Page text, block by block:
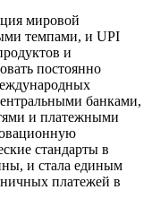
мировой
темпами, и UPI
и
постоянно
банками,
и платежными
стандарты в
и стала единым
платежей в